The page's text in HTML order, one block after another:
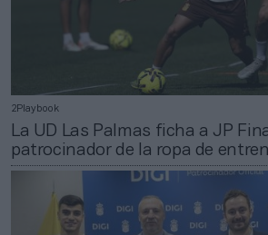
2Playbook
La UD Las Palmas ficha a JP
patrocinador de la ropa de